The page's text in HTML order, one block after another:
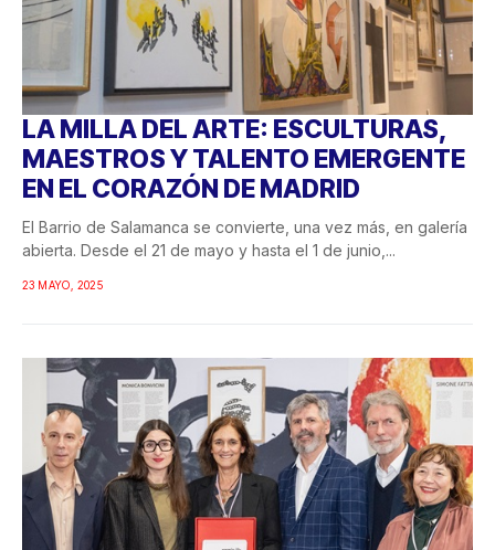
LA MILLA DEL ARTE: ESCULTURAS,
MAESTROS Y TALENTO EMERGENTE
EN EL CORAZÓN DE MADRID
El Barrio de Salamanca se convierte, una vez más, en galería
abierta. Desde el 21 de mayo y hasta el 1 de junio,...
23 MAYO, 2025